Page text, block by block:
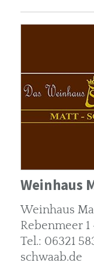
Weinhaus
Weinhaus
Rebenmeer
Tel.: 06321
schwaab.de